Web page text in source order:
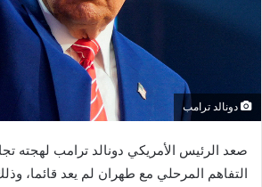
دونالد ترامب
صعد الرئيس الأمريكي دونالد ترامب لهجته
التفاهم المرحلي مع طهران لم يعد قائما،